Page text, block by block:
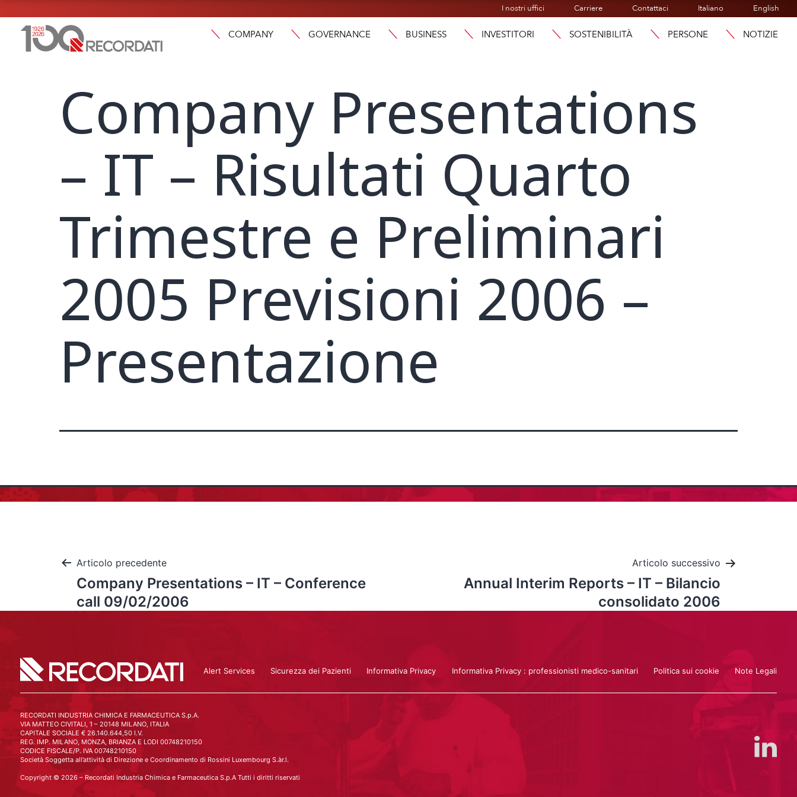
I nostri uffici Carriere Contattaci Italiano English
COMPANY GOVERNANCE BUSINESS INVESTITORI SOSTENIBILITÀ PERSONE NOTIZIE
Company Presentations
– IT – Risultati Quarto
Trimestre e Preliminari
2005 Previsioni 2006 –
Presentazione
Articolo precedente
Company Presentations – IT – Conference
call 09/02/2006
Articolo successivo
Annual Interim Reports – IT – Bilancio
consolidato 2006
Alert Services Sicurezza dei Pazienti Informativa Privacy Informativa Privacy : professionisti medico-sanitari Politica sui cookie Note Legali
RECORDATI INDUSTRIA CHIMICA E FARMACEUTICA S.p.A.
VIA MATTEO CIVITALI, 1 – 20148 MILANO, ITALIA
CAPITALE SOCIALE € 26.140.644,50 I.V.
REG. IMP. MILANO, MONZA, BRIANZA E LODI 00748210150
CODICE FISCALE/P. IVA 00748210150
Società Soggetta all’attività di Direzione e Coordinamento di Rossini Luxembourg S.àr.l.
Copyright © 2026 – Recordati Industria Chimica e Farmaceutica S.p.A Tutti i diritti riservati